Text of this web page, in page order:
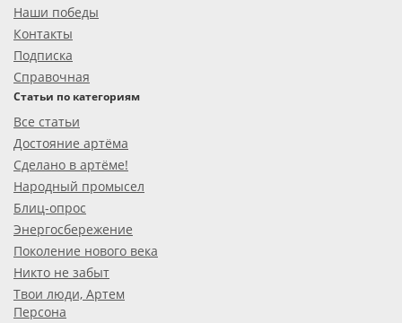
Наши победы
Контакты
Подписка
Справочная
Статьи по категориям
Все статьи
Достояние артёма
Сделано в артёме!
Народный промысел
Блиц-опрос
Энергосбережение
Поколение нового века
Никто не забыт
Твои люди, Артем
Персона